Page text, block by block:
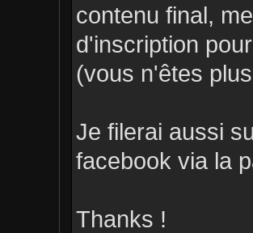
contenu final,
d'inscription
(vous n'êtes
Je filerai aussi
facebook via la
Thanks !